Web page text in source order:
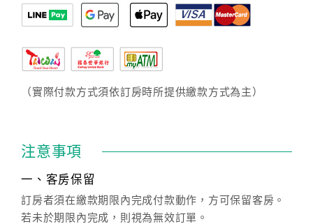
（實際付款方式須依訂房時所提供繳款方式為主）
注意事項
一、客房保留
訂房者須在繳款期限內完成付款動作，方可保留客房。
若未於期限內完成，則視為無效訂單。